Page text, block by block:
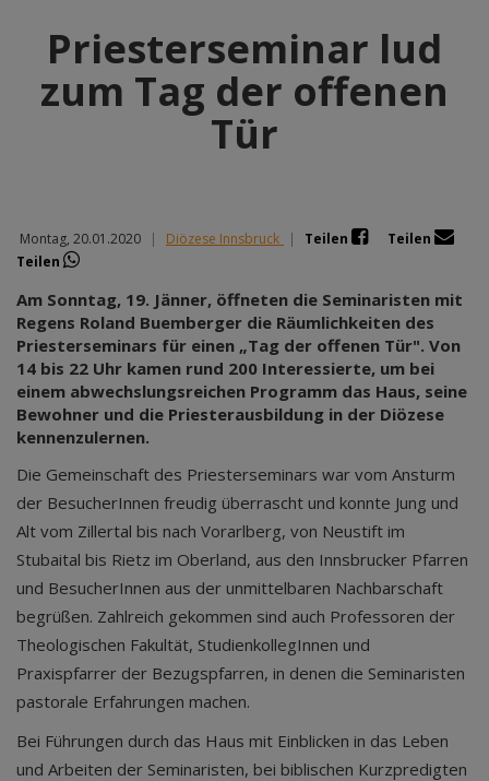
Priesterseminar lud
zum Tag der offenen
Tür
Montag, 20.01.2020 | Diözese Innsbruck | Teilen
Teilen
Teilen
Am Sonntag, 19. Jänner, öffneten die Seminaristen mit
Regens Roland Buemberger die Räumlichkeiten des
Priesterseminars für einen „Tag der offenen Tür". Von
14 bis 22 Uhr kamen rund 200 Interessierte, um bei
einem abwechslungsreichen Programm das Haus, seine
Bewohner und die Priesterausbildung in der Diözese
kennenzulernen.
Die Gemeinschaft des Priesterseminars war vom Ansturm
der BesucherInnen freudig überrascht und konnte Jung und
Alt vom Zillertal bis nach Vorarlberg, von Neustift im
Stubaital bis Rietz im Oberland, aus den Innsbrucker Pfarren
und BesucherInnen aus der unmittelbaren Nachbarschaft
begrüßen. Zahlreich gekommen sind auch Professoren der
Theologischen Fakultät, StudienkollegInnen und
Praxispfarrer der Bezugspfarren, in denen die Seminaristen
pastorale Erfahrungen machen.
Bei Führungen durch das Haus mit Einblicken in das Leben
und Arbeiten der Seminaristen, bei biblischen Kurzpredigten